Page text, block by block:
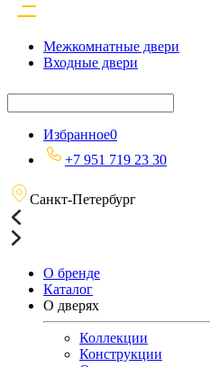
Межкомнатные двери
Входные двери
Избранное0
+7 951 719 23 30
Санкт-Петербург
О бренде
Каталог
О дверях
Коллекции
Конструкции